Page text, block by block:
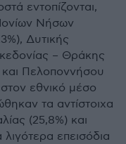
εντοπίζονται,
Νήσων
Δυτικής
– Θράκης
και Πελοποννήσου
εθνικό μέσο
τα αντίστοιχα
(25,8%) και
επεισόδια